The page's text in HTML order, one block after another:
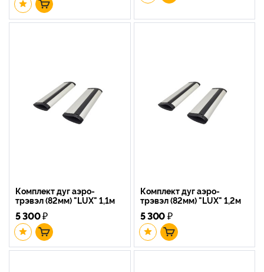
Комплект дуг аэро-
трэвэл (82мм) "LUX" 1,1м
5 300₽
Комплект дуг аэро-
трэвэл (82мм) "LUX" 1,2м
5 300₽